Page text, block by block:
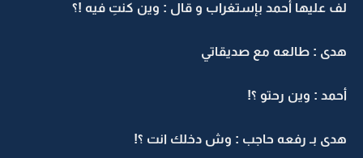
لف عليها أحمد بإستغراب و قال : وين كنتِ فيه !؟
هدى : طالعه مع صديقاتي
أحمد : وين رحتو ؟!
هدى بـ رفعه حاجب : وش دخلك انت ؟!